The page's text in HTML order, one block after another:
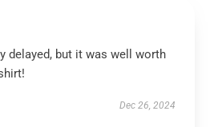
delayed, but it was well worth
Dec 26, 2024